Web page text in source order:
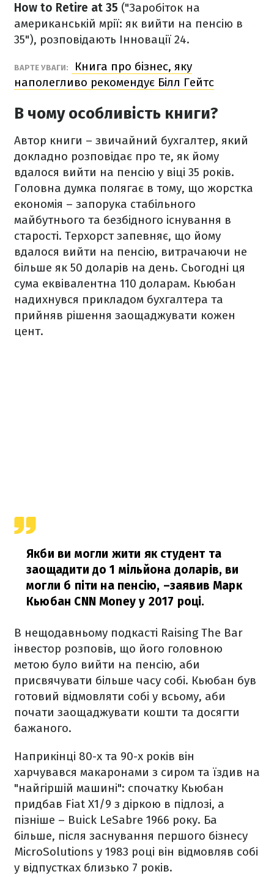
How to Retire at 35 ("Заробіток на
американській мрії: як вийти на пенсію в
35"), розповідають Інновації 24.
ВАРТЕ УВАГИ:
Книга про бізнес, яку
наполегливо рекомендує Білл Гейтс
В чому особливість книги?
Автор книги – звичайний бухгалтер, який
докладно розповідає про те, як йому
вдалося вийти на пенсію у віці 35 років.
Головна думка полягає в тому, що жорстка
економія – запорука стабільного
майбутнього та безбідного існування в
старості. Терхорст запевняє, що йому
вдалося вийти на пенсію, витрачаючи не
більше як 50 доларів на день. Сьогодні ця
сума еквівалентна 110 доларам. Кьюбан
надихнувся прикладом бухгалтера та
прийняв рішення заощаджувати кожен
цент.
Якби ви могли жити як студент та
заощадити до 1 мільйона доларів, ви
могли б піти на пенсію, –заявив Марк
Кьюбан CNN Money у 2017 році.
В нещодавньому подкасті Raising The Bar
інвестор розповів, що його головною
метою було вийти на пенсію, аби
присвячувати більше часу собі. Кьюбан був
готовий відмовляти собі у всьому, аби
почати заощаджувати кошти та досягти
бажаного.
Наприкінці 80-х та 90-х років він
харчувався макаронами з сиром та їздив на
"найгіршій машині": спочатку Кьюбан
придбав Fiat X1/9 з діркою в підлозі, а
пізніше – Buick LeSabre 1966 року. Ба
більше, після заснування першого бізнесу
MicroSolutions у 1983 році він відмовляв собі
у відпустках близько 7 років.